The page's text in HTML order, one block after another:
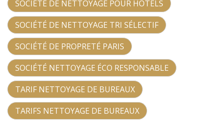
SOCIÉTÉ DE NETTOYAGE POUR HOTELS
SOCIÉTÉ DE NETTOYAGE TRI SÉLECTIF
SOCIÉTÉ DE PROPRETÉ PARIS
SOCIÉTÉ NETTOYAGE ÉCO RESPONSABLE
TARIF NETTOYAGE DE BUREAUX
TARIFS NETTOYAGE DE BUREAUX